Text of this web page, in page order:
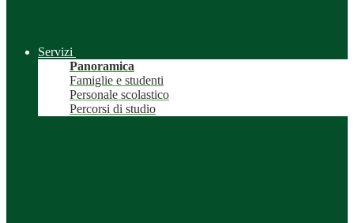
Servizi
Panoramica
Famiglie e studenti
Personale scolastico
Percorsi di studio